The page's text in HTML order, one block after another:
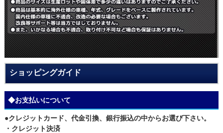
ショッピングガイド
◆お支払いについて
●クレジットカード、代金引換、銀行振込の中からお選び下さい。
・クレジット決済